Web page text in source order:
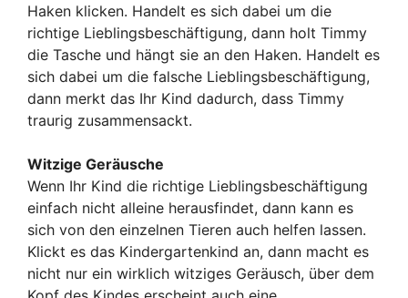
Haken klicken. Handelt es sich dabei um die
richtige Lieblingsbeschäftigung, dann holt Timmy
die Tasche und hängt sie an den Haken. Handelt es
sich dabei um die falsche Lieblingsbeschäftigung,
dann merkt das Ihr Kind dadurch, dass Timmy
traurig zusammensackt.
Witzige Geräusche
Wenn Ihr Kind die richtige Lieblingsbeschäftigung
einfach nicht alleine herausfindet, dann kann es
sich von den einzelnen Tieren auch helfen lassen.
Klickt es das Kindergartenkind an, dann macht es
nicht nur ein wirklich witziges Geräusch, über dem